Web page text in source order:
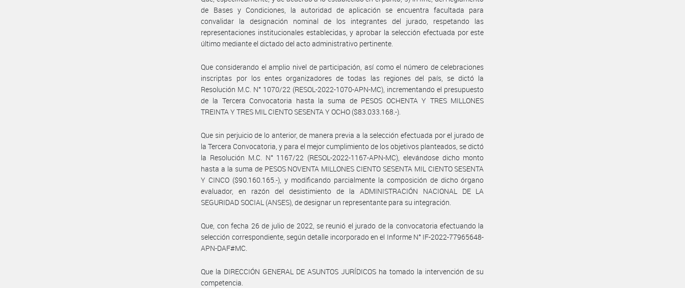
de Bases y Condiciones, la autoridad de aplicación se encuentra facultada para
convalidar la designación nominal de los integrantes del jurado, respetando las
representaciones institucionales establecidas, y aprobar la selección efectuada por este
último mediante el dictado del acto administrativo pertinente.
Que considerando el amplio nivel de participación, así como el número de celebraciones
inscriptas por los entes organizadores de todas las regiones del país, se dictó la
Resolución M.C. N° 1070/22 (RESOL-2022-1070-APN-MC), incrementando el presupuesto
de la Tercera Convocatoria hasta la suma de PESOS OCHENTA Y TRES MILLONES
TREINTA Y TRES MIL CIENTO SESENTA Y OCHO ($83.033.168.-).
Que sin perjuicio de lo anterior, de manera previa a la selección efectuada por el jurado de
la Tercera Convocatoria, y para el mejor cumplimiento de los objetivos planteados, se dictó
la Resolución M.C. N° 1167/22 (RESOL-2022-1167-APN-MC), elevándose dicho monto
hasta a la suma de PESOS NOVENTA MILLONES CIENTO SESENTA MIL CIENTO SESENTA
Y CINCO ($90.160.165.-), y modificando parcialmente la composición de dicho órgano
evaluador, en razón del desistimiento de la ADMINISTRACIÓN NACIONAL DE LA
SEGURIDAD SOCIAL (ANSES), de designar un representante para su integración.
Que, con fecha 26 de julio de 2022, se reunió el jurado de la convocatoria efectuando la
selección correspondiente, según detalle incorporado en el Informe N° IF-2022-77965648-
APN-DAF#MC.
Que la DIRECCIÓN GENERAL DE ASUNTOS JURÍDICOS ha tomado la intervención de su
competencia.